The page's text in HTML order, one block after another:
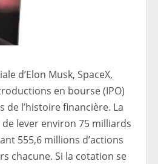
d’Elon Musk, SpaceX,
en bourse (IPO)
de l’histoire financière. La
lever environ 75 milliards
555,6 millions d’actions
chacune. Si la cotation se